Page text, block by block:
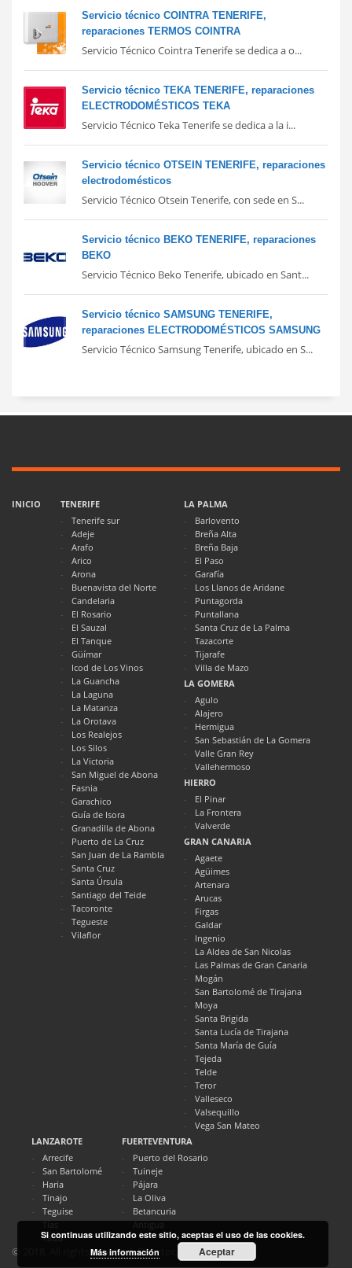
Servicio técnico COINTRA TENERIFE,
reparaciones TERMOS COINTRA
Servicio Técnico Cointra Tenerife se dedica a o...
Servicio técnico TEKA TENERIFE, reparaciones
ELECTRODOMÉSTICOS TEKA
Servicio Técnico Teka Tenerife se dedica a la i...
Servicio técnico OTSEIN TENERIFE, reparaciones
electrodomésticos
Servicio Técnico Otsein Tenerife, con sede en S...
Servicio técnico BEKO TENERIFE, reparaciones
BEKO
Servicio Técnico Beko Tenerife, ubicado en Sant...
Servicio técnico SAMSUNG TENERIFE,
reparaciones ELECTRODOMÉSTICOS SAMSUNG
Servicio Técnico Samsung Tenerife, ubicado en S...
INICIO
TENERIFE
Tenerife sur
Adeje
Arafo
Arico
Arona
Buenavista del Norte
Candelaria
El Rosario
El Sauzal
El Tanque
Güímar
Icod de Los Vinos
La Guancha
La Laguna
La Matanza
La Orotava
Los Realejos
Los Silos
La Victoria
San Miguel de Abona
Fasnia
Garachico
Guía de Isora
Granadilla de Abona
Puerto de La Cruz
San Juan de La Rambla
Santa Cruz
Santa Úrsula
Santiago del Teide
Tacoronte
Tegueste
Vilaflor
LA PALMA
Barlovento
Breña Alta
Breña Baja
El Paso
Garafía
Los Llanos de Aridane
Puntagorda
Puntallana
Santa Cruz de La Palma
Tazacorte
Tijarafe
Villa de Mazo
LA GOMERA
Agulo
Alajero
Hermigua
San Sebastián de La Gomera
Valle Gran Rey
Vallehermoso
HIERRO
El Pinar
La Frontera
Valverde
GRAN CANARIA
Agaete
Agüimes
Artenara
Arucas
Firgas
Galdar
Ingenio
La Aldea de San Nicolas
Las Palmas de Gran Canaria
Mogán
San Bartolomé de Tirajana
Moya
Santa Brigida
Santa Lucía de Tirajana
Santa María de Guía
Tejeda
Telde
Teror
Valleseco
Valsequillo
Vega San Mateo
LANZAROTE
Arrecife
San Bartolomé
Haria
Tinajo
Teguise
Tías
Yaiza
FUERTEVENTURA
Puerto del Rosario
Tuineje
Pájara
La Oliva
Betancuria
Antigua
© 2018. All rights reserved. Directocanarias.com
Si continuas utilizando este sitio, aceptas el uso de las cookies.
Más información
Aceptar